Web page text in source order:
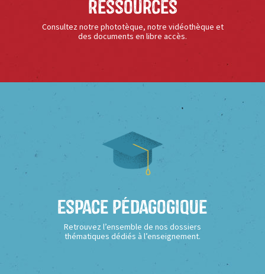
Ressources
Consultez notre phototèque, notre vidéothèque et
des documents en libre accès.
Espace Pédagogique
Retrouvez l’ensemble de nos dossiers
thématiques dédiés à l’enseignement.